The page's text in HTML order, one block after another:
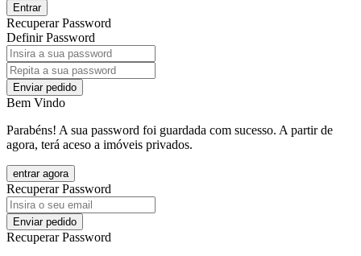
Entrar
Recuperar Password
Definir Password
Enviar pedido
Bem Vindo
Parabéns! A sua password foi guardada com sucesso. A partir de
agora, terá aceso a imóveis privados.
entrar agora
Recuperar Password
Enviar pedido
Recuperar Password